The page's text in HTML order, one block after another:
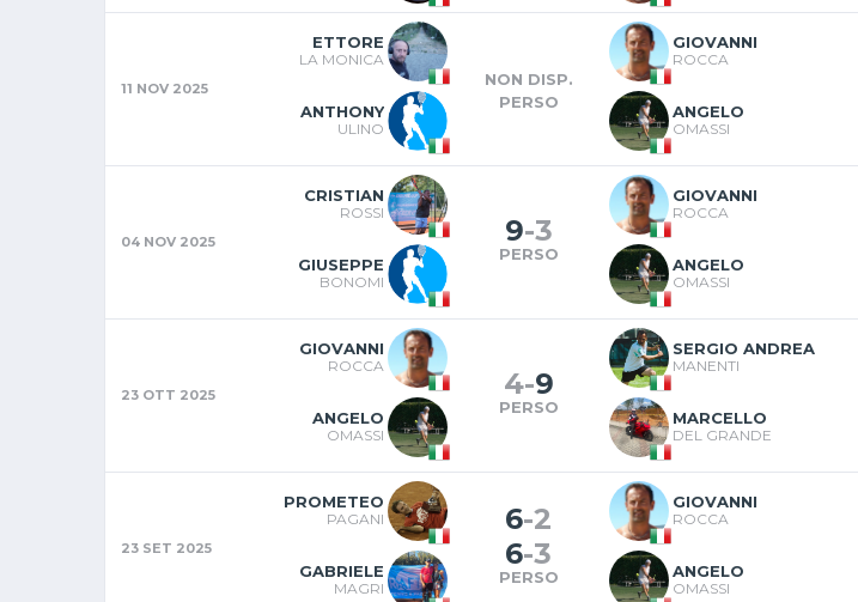
11 NOV 2025
ETTORE
LA MONICA
ANTHONY
ULINO
NON DISP.
PERSO
GIOVANNI
ROCCA
ANGELO
OMASSI
04 NOV 2025
CRISTIAN
ROSSI
GIUSEPPE
BONOMI
9-3
PERSO
GIOVANNI
ROCCA
ANGELO
OMASSI
23 OTT 2025
GIOVANNI
ROCCA
ANGELO
OMASSI
4-9
PERSO
SERGIO ANDREA
MANENTI
MARCELLO
DEL GRANDE
23 SET 2025
PROMETEO
PAGANI
GABRIELE
MAGRI
6-2
6-3
PERSO
GIOVANNI
ROCCA
ANGELO
OMASSI